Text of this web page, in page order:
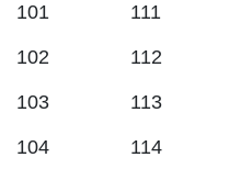
101 111
102 112
103 113
104 114